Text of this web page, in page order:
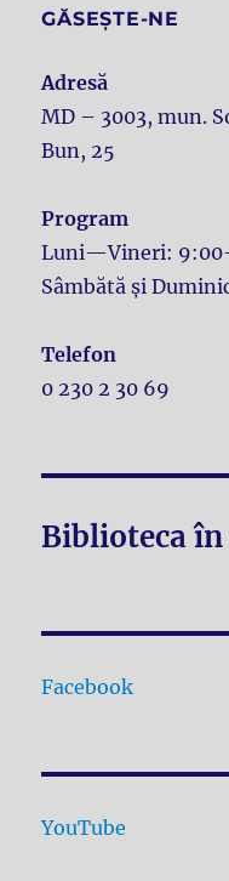
GĂSEȘTE-NE
Adresă
MD – 3003, mun.
Bun, 25
Program
Luni—Vineri:
Sâmbătă și
Telefon
0 230 2 30 69
Biblioteca
Facebook
YouTube